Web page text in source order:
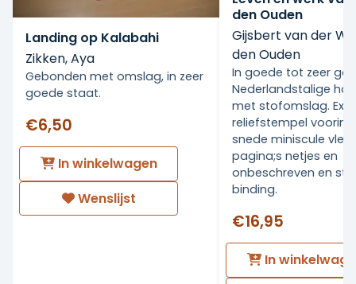
Landing op Kalabahi
Zikken, Aya
Gebonden met omslag, in zeer
goede staat.
€6,50
In winkelwagen
Wenslijst
den Ouden
Gijsbert van der
den Ouden
In goede tot zeer
Nederlandstalige
met stofomslag. Ex
reliefstempel voorin.
snede miniscule
pagina;s netjes en
onbeschreven en
binding.
€16,95
In